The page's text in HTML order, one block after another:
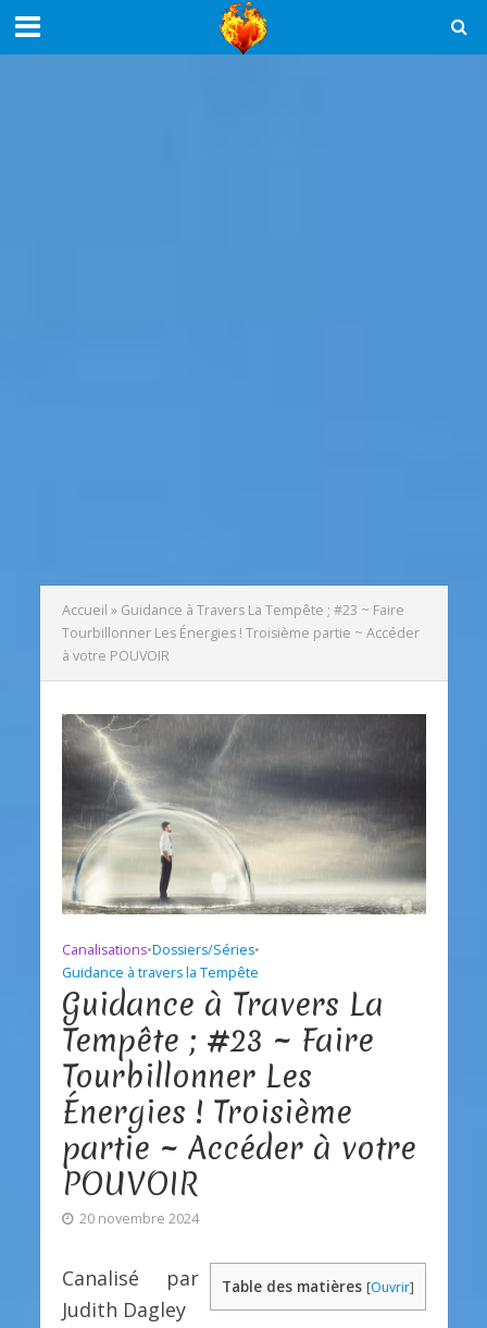
Accueil » Guidance à Travers La Tempête ; #23 ~ Faire
Tourbillonner Les Énergies ! Troisième partie ~ Accéder
à votre POUVOIR
Canalisations•Dossiers/Séries•
Guidance à travers la Tempête
Guidance à Travers La
Tempête ; #23 ~ Faire
Tourbillonner Les
Énergies ! Troisième
partie ~ Accéder à votre
POUVOIR
20 novembre 2024
Table des matières [Ouvrir]
Canalisé par
Judith Dagley